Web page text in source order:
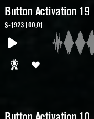
Button Activation 19
S-1923 | 00:01